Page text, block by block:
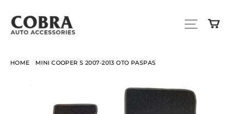
content
SITE
HOME MINI COOPER S 2007-2013 OTO PASPAS